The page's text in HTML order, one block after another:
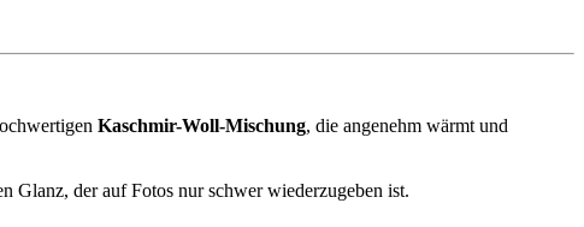
Kaschmir-Woll-Mischung, die angenehm wärmt und
Glanz, der auf Fotos nur schwer wiederzugeben ist.